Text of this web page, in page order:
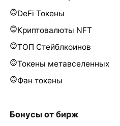
DeFi Токены
Криптовалюты NFT
ТОП Стейблкоинов
Токены метавселенных
Фан токены
Бонусы от бирж